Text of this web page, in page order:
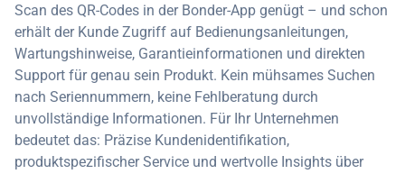
Scan des QR-Codes in der Bonder-App genügt – und schon
erhält der Kunde Zugriff auf Bedienungsanleitungen,
Wartungshinweise, Garantieinformationen und direkten
Support für genau sein Produkt. Kein mühsames Suchen
nach Seriennummern, keine Fehlberatung durch
unvollständige Informationen. Für Ihr Unternehmen
bedeutet das: Präzise Kundenidentifikation,
produktspezifischer Service und wertvolle Insights über